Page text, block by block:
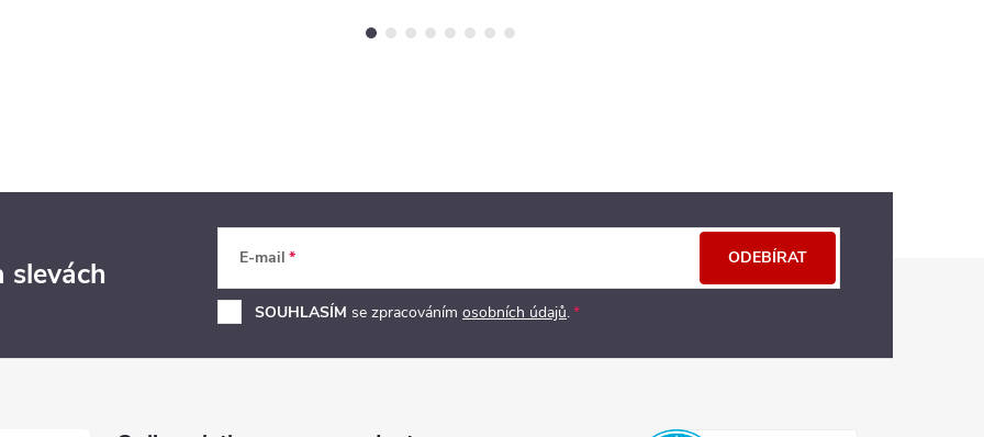
slevách E-mail
SOUHLASÍM se zpracováním osobních údajů.
ODEBÍRAT